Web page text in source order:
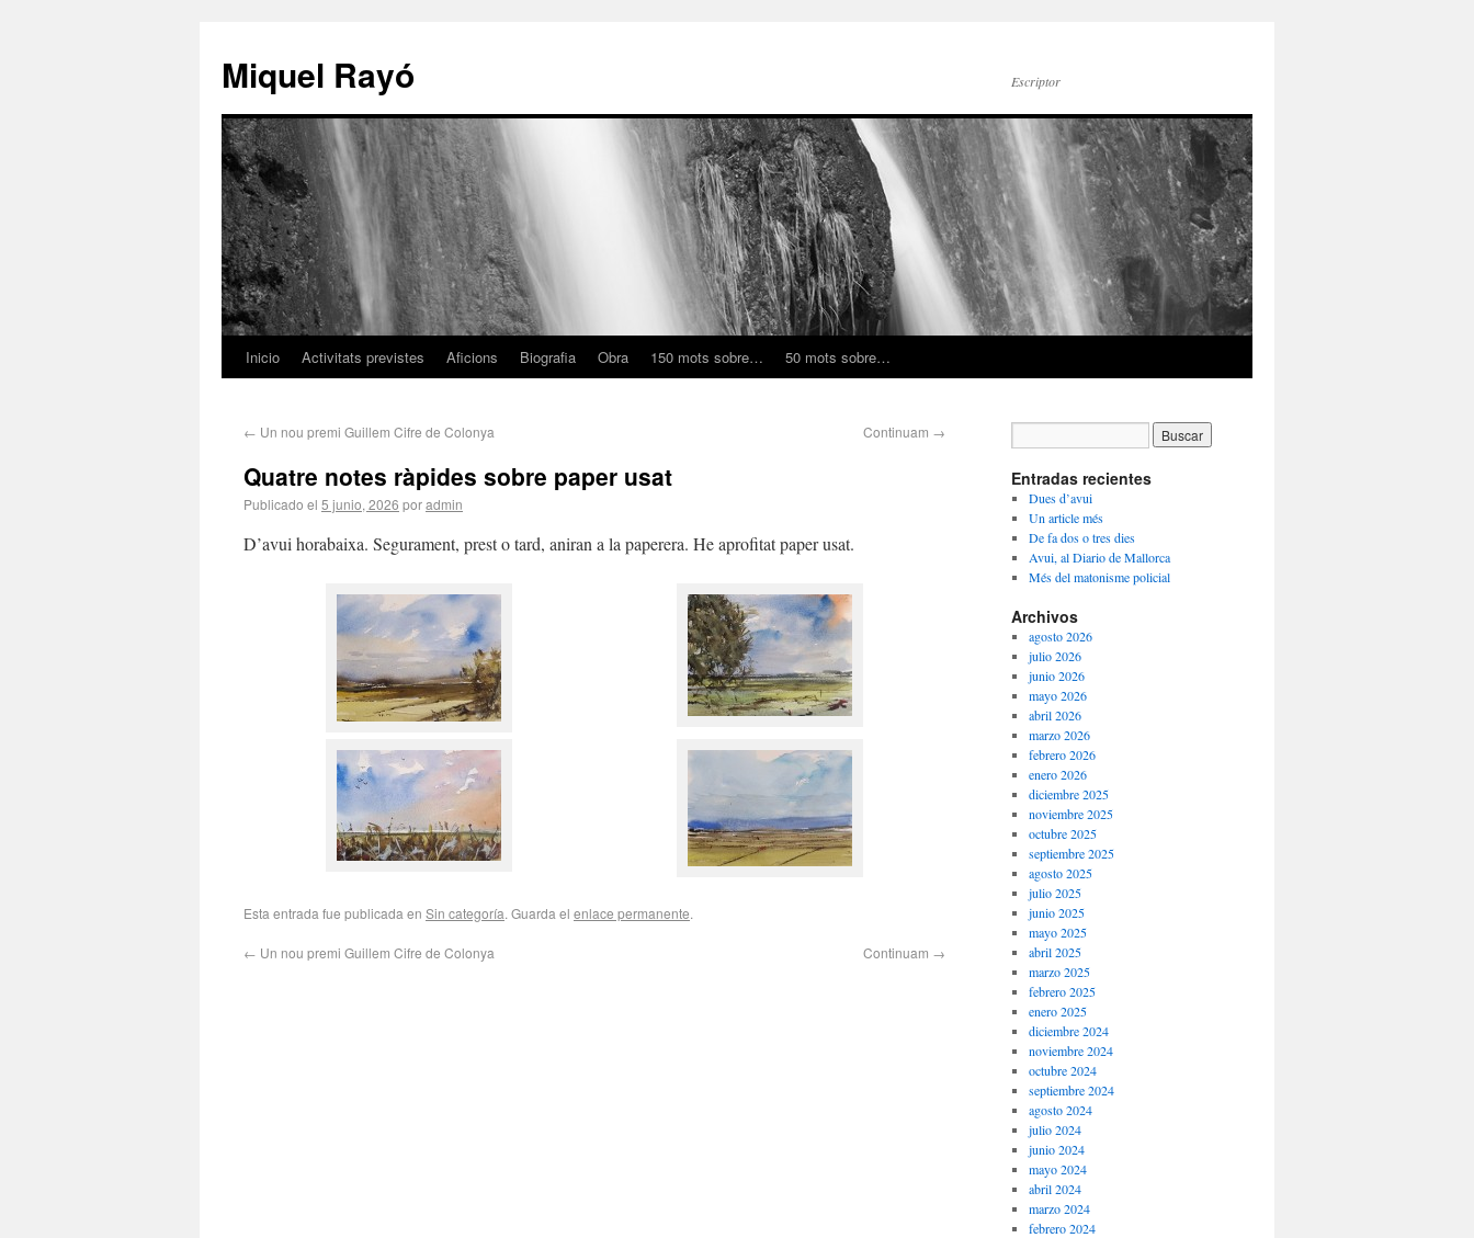
Miquel Rayó Escriptor
Inicio Activitats previstes Aficions Biografia Obra 150 mots sobre… 50 mots sobre…
← Un nou premi Guillem Cifre de Colonya Continuam →
Quatre notes ràpides sobre paper usat
Publicado el 5 junio, 2026 poradmin
D’avui horabaixa. Segurament, prest o tard, aniran a la paperera. He aprofitat paper usat.
Esta entrada fue publicada en Sin categoría. Guarda el enlace permanente.
← Un nou premi Guillem Cifre de Colonya Continuam →
Entradas recientes
Dues d’avui
Un article més
De fa dos o tres dies
Avui, al Diario de Mallorca
Més del matonisme policial
Archivos
agosto 2026
julio 2026
junio 2026
mayo 2026
abril 2026
marzo 2026
febrero 2026
enero 2026
diciembre 2025
noviembre 2025
octubre 2025
septiembre 2025
agosto 2025
julio 2025
junio 2025
mayo 2025
abril 2025
marzo 2025
febrero 2025
enero 2025
diciembre 2024
noviembre 2024
octubre 2024
septiembre 2024
agosto 2024
julio 2024
junio 2024
mayo 2024
abril 2024
marzo 2024
febrero 2024